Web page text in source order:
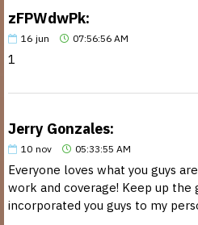
zFPWdwPk:
16 jun 07:56:56 AM
1
Jerry Gonzales:
10 nov 05:33:55 AM
Everyone loves what you guys
work and coverage! Keep up the
incorporated you guys to my